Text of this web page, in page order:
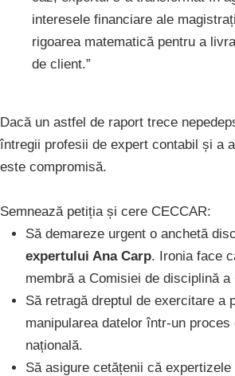
interesele financiare ale
rigoarea matematică pentru a
de client.”
Dacă un astfel de raport trece
întregii profesii de expert contabil și a
este compromisă.
Semnează petiția și cere CECCAR:
Să demareze urgent o anchetă
expertului Ana Carp. Ironia face
membră a Comisiei de disciplină
Să retragă dreptul de exercitare a
manipularea datelor într-un proces
națională.
Să asigure cetățenii că